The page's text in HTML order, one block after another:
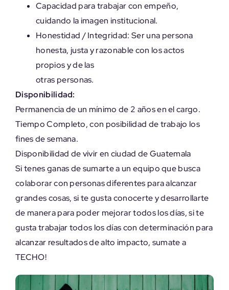
Capacidad para trabajar con empeño,
cuidando la imagen institucional.
Honestidad / Integridad: Ser una persona
honesta, justa y razonable con los actos
propios y de las
otras personas.
Disponibilidad:
Permanencia de un mínimo de 2 años en el cargo.
Tiempo Completo, con posibilidad de trabajo los
fines de semana.
Disponibilidad de vivir en ciudad de Guatemala
Si tenes ganas de sumarte a un equipo que busca
colaborar con personas diferentes para alcanzar
grandes cosas, si te gusta conocerte y desarrollarte
de manera para poder mejorar todos los días, si te
gusta trabajar todos los días con determinación para
alcanzar resultados de alto impacto, sumate a
TECHO!